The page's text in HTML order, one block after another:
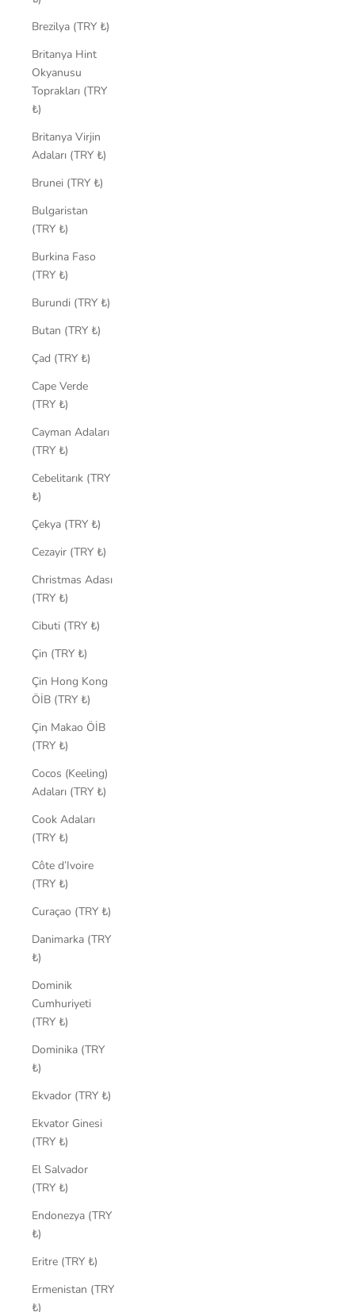
Brezilya (TRY ₺)
Britanya Hint
Okyanusu
Toprakları (TRY
₺)
Britanya Virjin
Adaları (TRY ₺)
Brunei (TRY ₺)
Bulgaristan
(TRY ₺)
Burkina Faso
(TRY ₺)
Burundi (TRY ₺)
Butan (TRY ₺)
Çad (TRY ₺)
Cape Verde
(TRY ₺)
Cayman Adaları
(TRY ₺)
Cebelitarık (TRY
₺)
Çekya (TRY ₺)
Cezayir (TRY ₺)
Christmas Adası
(TRY ₺)
Cibuti (TRY ₺)
Çin (TRY ₺)
Çin Hong Kong
ÖİB (TRY ₺)
Çin Makao ÖİB
(TRY ₺)
Cocos (Keeling)
Adaları (TRY ₺)
Cook Adaları
(TRY ₺)
Côte d’Ivoire
(TRY ₺)
Curaçao (TRY ₺)
Danimarka (TRY
₺)
Dominik
Cumhuriyeti
(TRY ₺)
Dominika (TRY
₺)
Ekvador (TRY ₺)
Ekvator Ginesi
(TRY ₺)
El Salvador
(TRY ₺)
Endonezya (TRY
₺)
Eritre (TRY ₺)
Ermenistan (TRY
₺)